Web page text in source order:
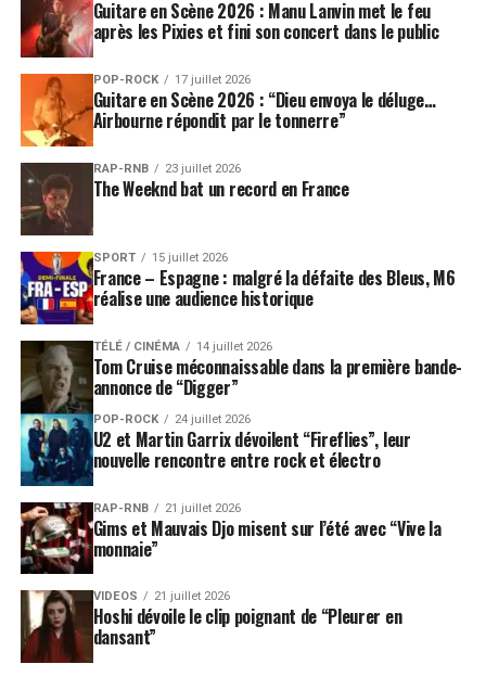
Guitare en Scène 2026 : Manu Lanvin met le feu
après les Pixies et fini son concert dans le public
POP-ROCK 17 juillet 2026
Guitare en Scène 2026 : “Dieu envoya le déluge…
Airbourne répondit par le tonnerre”
RAP-RNB 23 juillet 2026
The Weeknd bat un record en France
SPORT 15 juillet 2026
France – Espagne : malgré la défaite des Bleus, M6
réalise une audience historique
TÉLÉ / CINÉMA 14 juillet 2026
Tom Cruise méconnaissable dans la première bande-
annonce de “Digger”
POP-ROCK 24 juillet 2026
U2 et Martin Garrix dévoilent “Fireflies”, leur
nouvelle rencontre entre rock et électro
RAP-RNB 21 juillet 2026
Gims et Mauvais Djo misent sur l’été avec “Vive la
monnaie”
VIDEOS 21 juillet 2026
Hoshi dévoile le clip poignant de “Pleurer en
dansant”